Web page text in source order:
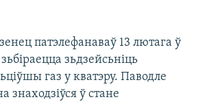
патэлефанаваў 13 лютага ў
зьдзейсьніць
газ у кватэру. Паводле
знаходзіўся ў стане